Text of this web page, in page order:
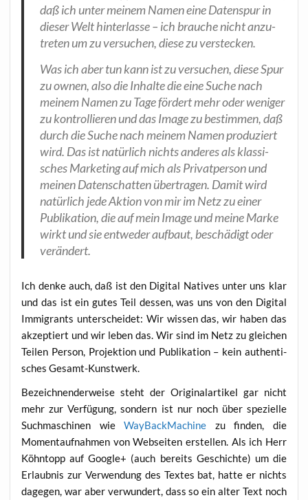
daß ich unter mei­nem Namen eine Daten­spur in
die­ser Welt hin­ter­las­se – ich brau­che nicht anzu­
tre­ten um zu ver­su­chen, die­se zu verstecken.
Was ich aber tun kann ist zu ver­su­chen, die­se Spur
zu ownen, also die Inhal­te die eine Suche nach
mei­nem Namen zu Tage för­dert mehr oder weni­ger
zu kon­trol­lie­ren und das Image zu bestim­men, daß
durch die Suche nach mei­nem Namen pro­du­ziert
wird. Das ist natür­lich nichts ande­res als klas­si­
sches Mar­ke­ting auf mich als Pri­vat­per­son und
mei­nen Daten­schat­ten über­tra­gen. Damit wird
natür­lich jede Akti­on von mir im Netz zu einer
Publi­ka­ti­on, die auf mein Image und mei­ne Mar­ke
wirkt und sie ent­we­der auf­baut, beschä­digt oder
verändert.
Ich den­ke auch, daß ist den Digi­tal Nati­ves unter uns klar
und das ist ein gutes Teil des­sen, was uns von den Digi­tal
Immi­grants unter­schei­det: Wir wis­sen das, wir haben das
akzep­tiert und wir leben das. Wir sind im Netz zu glei­chen
Tei­len Per­son, Pro­jek­ti­on und Publi­ka­ti­on – kein authen­ti­
sches Gesamt-Kunstwerk.
Bezeich­nen­der­wei­se steht der Ori­gi­nal­ar­ti­kel gar nicht
mehr zur Ver­fü­gung, son­dern ist nur noch über spe­zi­el­le
Such­ma­schi­nen wieWay­Back­Ma­chi­ne zu fin­den, die
Moment­auf­nah­men von Web­sei­ten erstel­len. Als ich Herr
Köhn­topp auf Goog­le+ (auch bereits Geschich­te) um die
Erlaub­nis zur Ver­wen­dung des Tex­tes bat, hat­te er nichts
dage­gen, war aber ver­wun­dert, dass so ein alter Text noch